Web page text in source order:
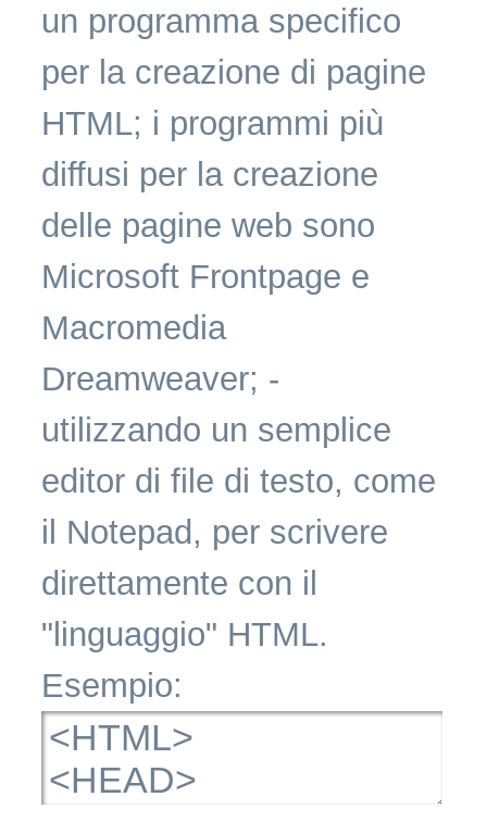
un programma specifico
per la creazione di pagine
HTML; i programmi più
diffusi per la creazione
delle pagine web sono
Microsoft Frontpage e
Macromedia
Dreamweaver; -
utilizzando un semplice
editor di file di testo, come
il Notepad, per scrivere
direttamente con il
"linguaggio" HTML.
Esempio: